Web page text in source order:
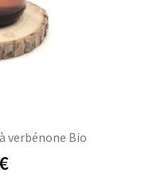
verbénone Bio
€